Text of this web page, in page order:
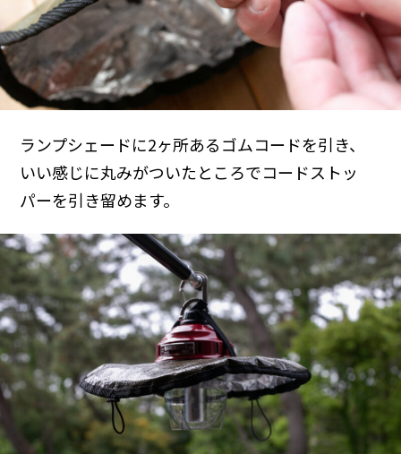
ランプシェードに2ヶ所あるゴムコードを引き、
いい感じに丸みがついたところでコードストッ
パーを引き留めます。